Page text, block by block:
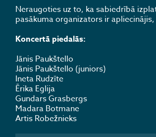
Neraugoties uz to, ka sabiedrībā
pasākuma organizators ir
Koncertā piedalās:
Jānis Paukštello
Jānis Paukštello (juniors)
Ineta Rudzīte
Ērika Eglija
Gundars Grasbergs
Madara Botmane
Artis Robežnieks